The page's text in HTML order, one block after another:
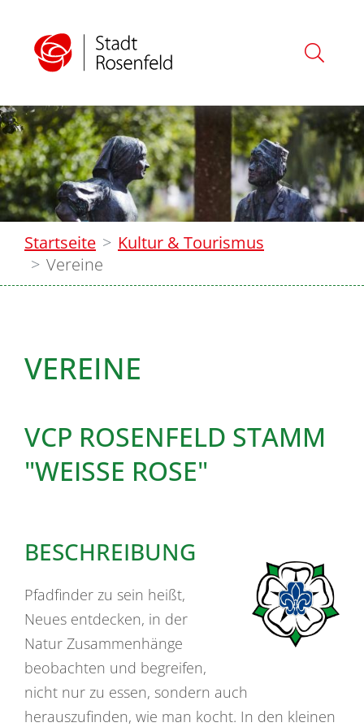
Startseite
Kultur & Tourismus
Vereine
VEREINE
VCP ROSENFELD STAMM
"WEISSE ROSE"
BESCHREIBUNG
Pfadfinder zu sein heißt,
Neues entdecken, in der
Natur Zusammenhänge
beobachten und begreifen,
nicht nur zu essen, sondern auch
herauszufinden, wie man kocht. In den kleinen